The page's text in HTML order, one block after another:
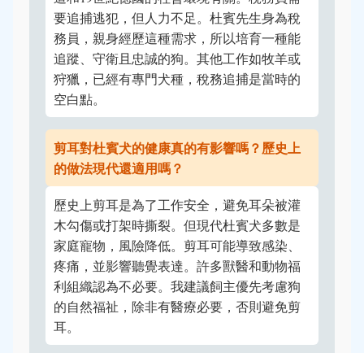
要追捕逃犯，但人力不足。杜賓先生身為稅
務員，親身經歷這種需求，所以培育一種能
追蹤、守衛且忠誠的狗。其他工作如牧羊或
狩獵，已經有專門犬種，稅務追捕是當時的
空白點。
剪耳對杜賓犬的健康真的有影響嗎？歷史上
的做法現代還適用嗎？
歷史上剪耳是為了工作安全，避免耳朵被灌
木勾傷或打架時撕裂。但現代杜賓犬多數是
家庭寵物，風險降低。剪耳可能導致感染、
疼痛，並影響聽覺表達。許多獸醫和動物福
利組織認為不必要。我建議飼主優先考慮狗
的自然福祉，除非有醫療必要，否則避免剪
耳。